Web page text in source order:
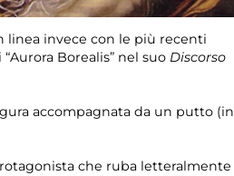
linea invece con le più recenti
Borealis” nel suo Discorso
accompagnata da un putto (in
che ruba letteralmente